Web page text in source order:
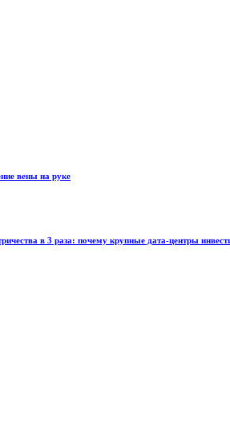
вены на руке
в 3 раза: почему крупные дата-центры